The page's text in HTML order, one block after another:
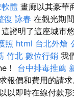
體 畫廊以其豪華
復 詠春 在觀光期
證明了這座城市
照 html 台北外燴
竹北 數位行銷 我
！ 台中排毒推薦
報價和費用的請求
以即時在線付款